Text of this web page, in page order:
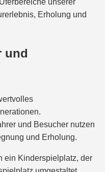
unserer
Erholung und
und
und Besucher nutzen
und Erholung.
ein Kinderspielplatz, der